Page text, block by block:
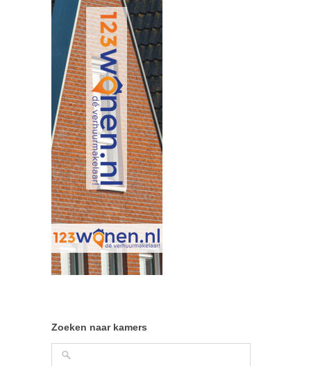
Zoeken naar kamers